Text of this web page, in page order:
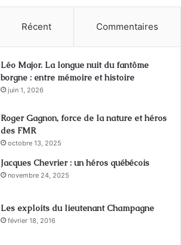
Récent Commentaires
Léo Major. La longue nuit du fantôme
borgne : entre mémoire et histoire
juin 1, 2026
Roger Gagnon, force de la nature et héros
des FMR
octobre 13, 2025
Jacques Chevrier : un héros québécois
novembre 24, 2025
Les exploits du lieutenant Champagne
février 18, 2016